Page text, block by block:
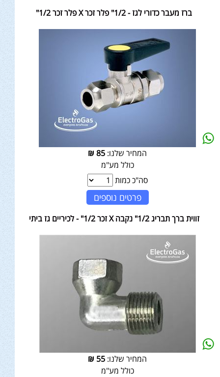
ברז מעבר כדורי לגז - 1/2" פלר זכר X פלר זכר 1/2"
המחיר שלנו: 85
₪
כולל מע"מ
סה"כ כמות
פרטים נוספים
זווית ברך תבריג 1/2" נקבה X זכר 1/2" - לכיריים גז ביתי
המחיר שלנו: 55
₪
כולל מע"מ